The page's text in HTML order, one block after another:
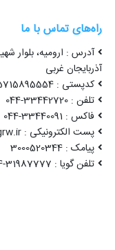
راه‌های تماس با ما
آدرس : ارومیه، بلوار
آذربایجان غربی
کدپستی : 5715895554
تلفن : 33442720-044
فاکس : 33440091-044
پست الکترونیکی : info[at]agrw.ir
پیامک : 3000520344
تلفن گویا : 31987777-044